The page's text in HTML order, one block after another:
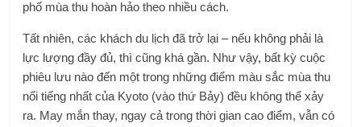
phố mùa thu hoàn hảo theo nhiều cách.
Tất nhiên, các khách du lịch đã trở lại – nếu không phải là
lực lượng đầy đủ, thì cũng khá gần. Như vậy, bất kỳ cuộc
phiêu lưu nào đến một trong những điểm màu sắc mùa thu
nổi tiếng nhất của Kyoto (vào thứ Bảy) đều không thể xảy
ra. May mắn thay, ngay cả trong thời gian cao điểm, vẫn có